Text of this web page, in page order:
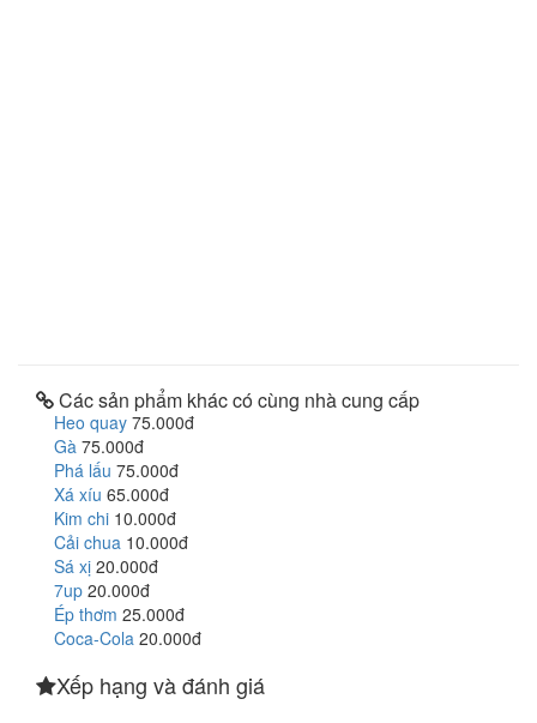
Các sản phẩm khác có cùng nhà cung cấp
Heo quay 75.000đ
Gà 75.000đ
Phá lấu 75.000đ
Xá xíu 65.000đ
Kim chi 10.000đ
Cải chua 10.000đ
Sá xị 20.000đ
7up 20.000đ
Ép thơm 25.000đ
Coca-Cola 20.000đ
Xếp hạng và đánh giá